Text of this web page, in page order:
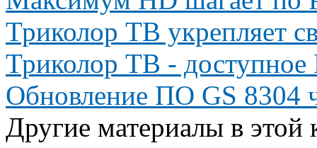
Триколор ТВ укрепляет
Триколор ТВ - доступное
Обновление ПО GS 8304
Другие материалы в этой